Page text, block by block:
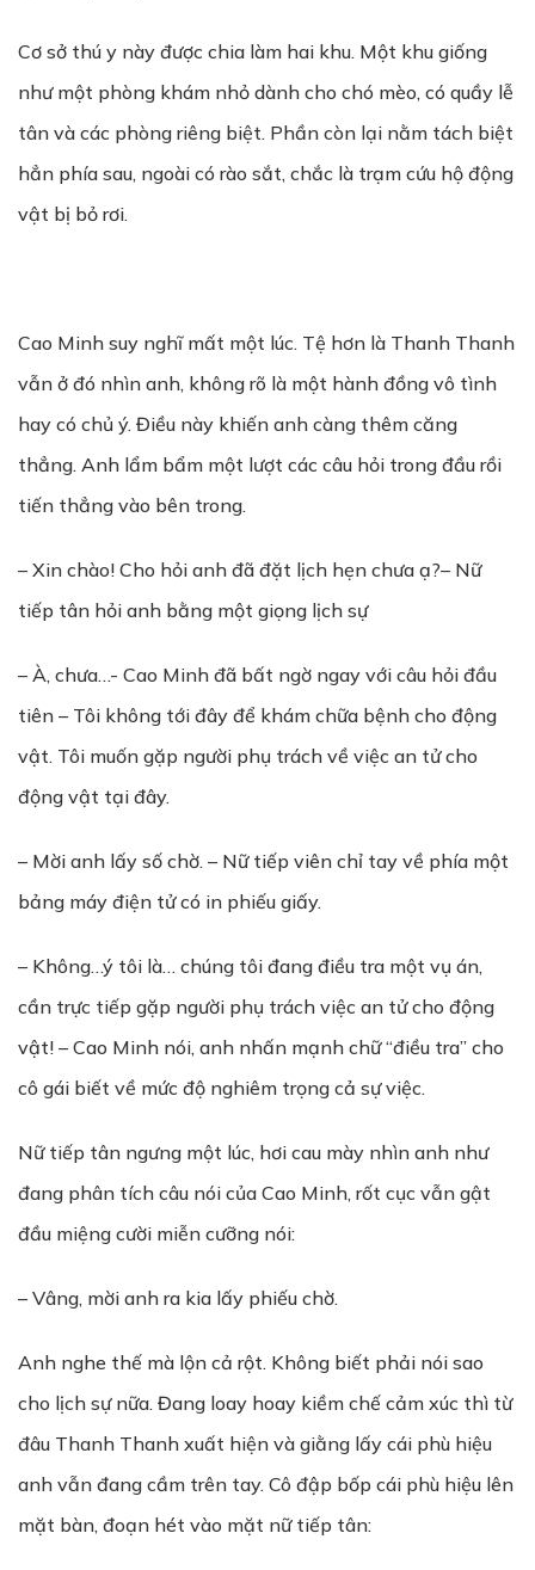
Cơ sở thú y này được chia làm hai khu. Một khu giống
như một phòng khám nhỏ dành cho chó mèo, có quầy lễ
tân và các phòng riêng biệt. Phần còn lại nằm tách biệt
hẳn phía sau, ngoài có rào sắt, chắc là trạm cứu hộ động
vật bị bỏ rơi.
Cao Minh suy nghĩ mất một lúc. Tệ hơn là Thanh Thanh
vẫn ở đó nhìn anh, không rõ là một hành đồng vô tình
hay có chủ ý. Điều này khiến anh càng thêm căng
thẳng. Anh lẩm bẩm một lượt các câu hỏi trong đầu rồi
tiến thẳng vào bên trong.
– Xin chào! Cho hỏi anh đã đặt lịch hẹn chưa ạ?– Nữ
tiếp tân hỏi anh bằng một giọng lịch sự
– À, chưa…- Cao Minh đã bất ngờ ngay với câu hỏi đầu
tiên – Tôi không tới đây để khám chữa bệnh cho động
vật. Tôi muốn gặp người phụ trách về việc an tử cho
động vật tại đây.
– Mời anh lấy số chờ. – Nữ tiếp viên chỉ tay về phía một
bảng máy điện tử có in phiếu giấy.
– Không…ý tôi là… chúng tôi đang điều tra một vụ án,
cần trực tiếp gặp người phụ trách việc an tử cho động
vật! – Cao Minh nói, anh nhấn mạnh chữ “điều tra” cho
cô gái biết về mức độ nghiêm trọng cả sự việc.
Nữ tiếp tân ngưng một lúc, hơi cau mày nhìn anh như
đang phân tích câu nói của Cao Minh, rốt cục vẫn gật
đầu miệng cười miễn cưỡng nói:
– Vâng, mời anh ra kia lấy phiếu chờ.
Anh nghe thế mà lộn cả rột. Không biết phải nói sao
cho lịch sự nữa. Đang loay hoay kiềm chế cảm xúc thì từ
đâu Thanh Thanh xuất hiện và giằng lấy cái phù hiệu
anh vẫn đang cầm trên tay. Cô đập bốp cái phù hiệu lên
mặt bàn, đoạn hét vào mặt nữ tiếp tân: